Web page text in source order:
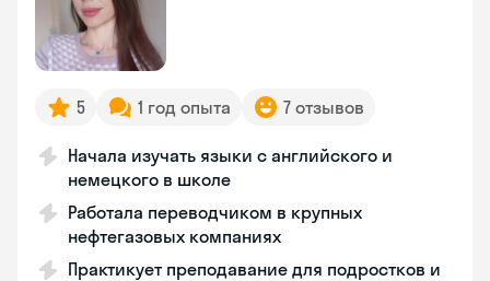
5 1 год опыта 7 отзывов
Начала изучать языки с английского и
немецкого в школе
Работала переводчиком в крупных
нефтегазовых компаниях
Практикует преподавание для подростков и